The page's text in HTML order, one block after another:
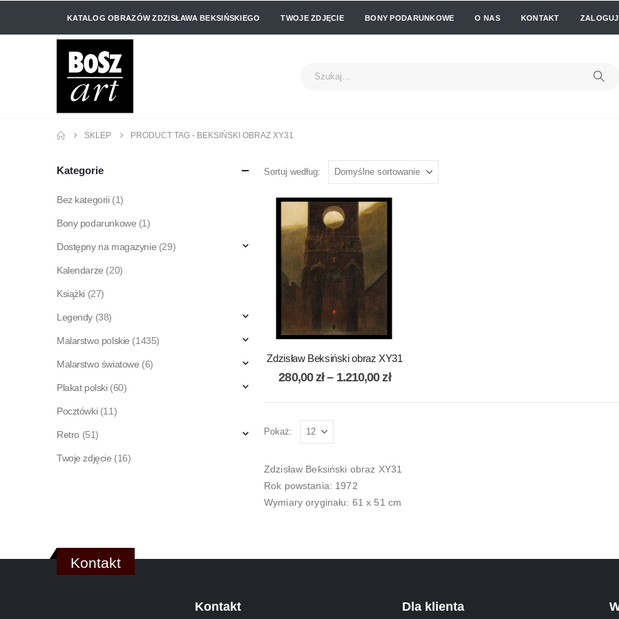
KATALOG OBRAZÓW ZDZISŁAWA BEKSIŃSKIEGO TWOJE ZDJĘCIE BONY PODARUNKOWE O NAS KONTAKT
SKLEP PRODUCT TAG - BEKSIŃSKI OBRAZ XY31
Sortuj według:
Zdzisław Beksiński obraz XY31
280,00zł – 1.210,00zł
Pokaż:
Zdzisław Beksiński obraz XY31
Rok powstania: 1972
Wymiary oryginału: 61 x 51 cm
Kategorie
Bez kategorii (1)
Bony podarunkowe (1)
Dostępny na magazynie (29)
Kalendarze (20)
Książki (27)
Legendy (38)
Malarstwo polskie (1435)
Malarstwo światowe (6)
Plakat polski (60)
Pocztówki (11)
Retro (51)
Twoje zdjęcie (16)
Kontakt
Kontakt Dla klienta